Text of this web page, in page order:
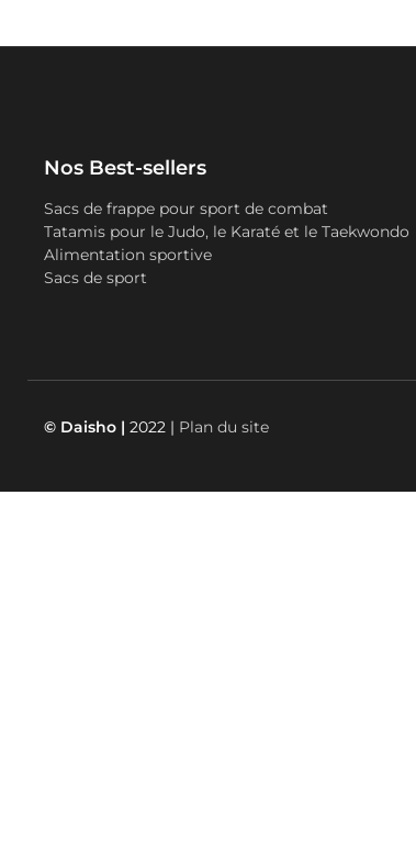
Nos Best-sellers
Sacs de frappe pour sport de combat
Tatamis pour le Judo, le Karaté et le Taekwondo
Alimentation sportive
Sacs de sport
© Daisho | 2022 | Plan du site